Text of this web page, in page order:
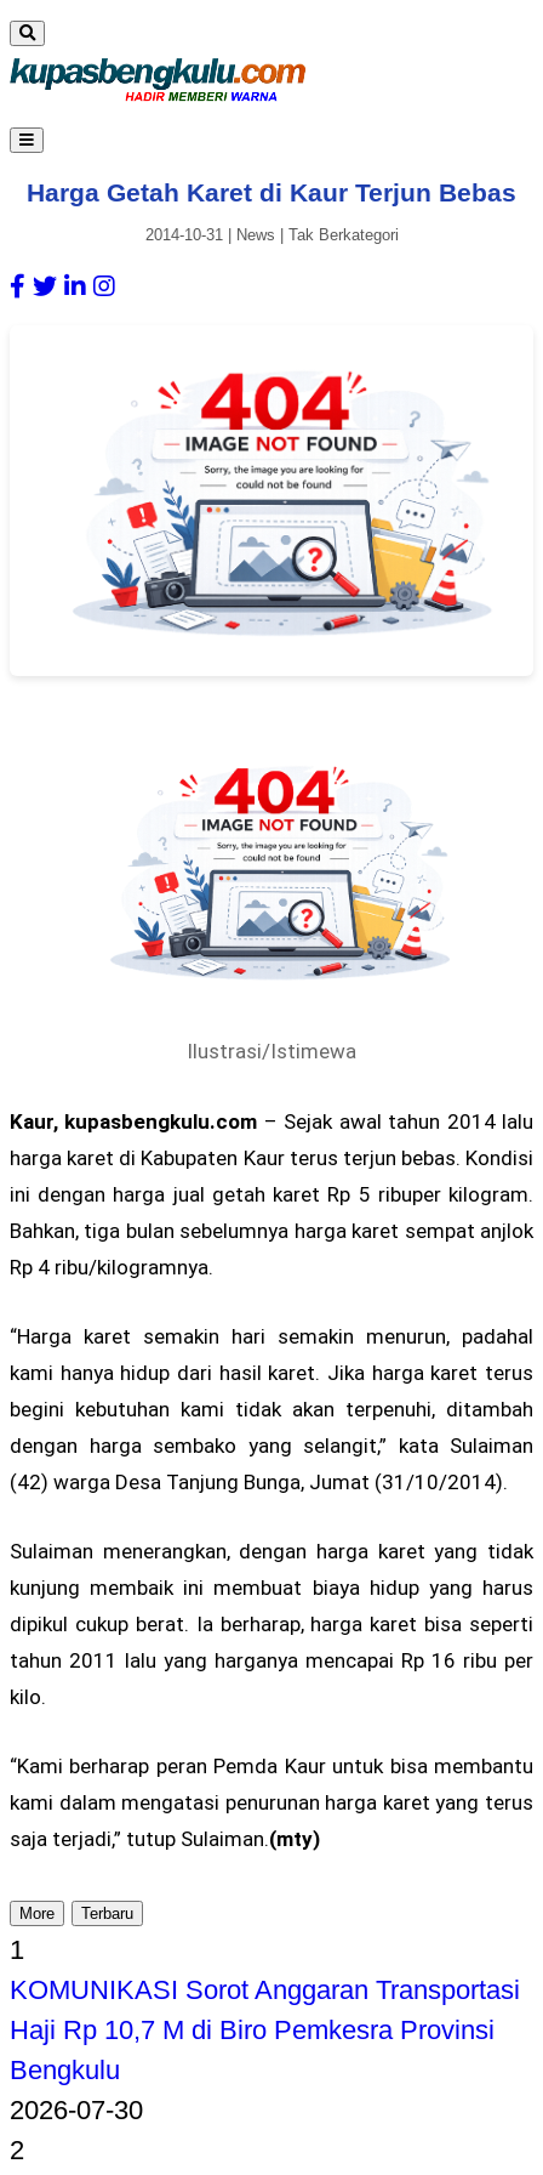
Harga Getah Karet di Kaur Terjun Bebas
2014-10-31| News Tak Berkategori
Ilustrasi/Istimewa
Kaur, kupasbengkulu.com – Sejak awal tahun 2014 lalu
harga karet di Kabupaten Kaur terus terjun bebas. Kondisi
ini dengan harga jual getah karet Rp 5 ribuper kilogram.
Bahkan, tiga bulan sebelumnya harga karet sempat anjlok
Rp 4 ribu/kilogramnya.
“Harga karet semakin hari semakin menurun, padahal
kami hanya hidup dari hasil karet. Jika harga karet terus
begini kebutuhan kami tidak akan terpenuhi, ditambah
dengan harga sembako yang selangit,” kata Sulaiman
(42) warga Desa Tanjung Bunga, Jumat (31/10/2014).
Sulaiman menerangkan, dengan harga karet yang tidak
kunjung membaik ini membuat biaya hidup yang harus
dipikul cukup berat. Ia berharap, harga karet bisa seperti
tahun 2011 lalu yang harganya mencapai Rp 16 ribu per
kilo.
“Kami berharap peran Pemda Kaur untuk bisa membantu
kami dalam mengatasi penurunan harga karet yang terus
saja terjadi,” tutup Sulaiman.(mty)
More Terbaru
1
KOMUNIKASI Sorot Anggaran Transportasi
Haji Rp 10,7 M di Biro Pemkesra Provinsi
Bengkulu
2026-07-30
2